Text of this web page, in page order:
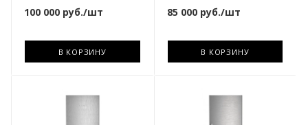
100 000 руб./шт
В КОРЗИНУ
85 000руб./шт
В КОРЗИНУ